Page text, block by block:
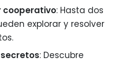
cooperativo: Hasta dos
explorar y resolver
: Descubre